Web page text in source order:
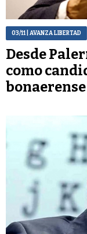
03/11| AVANZA LIBERTAD
Desde
como
bonaerense